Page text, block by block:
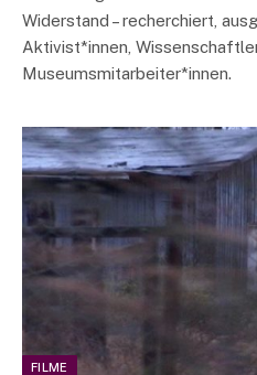
Widerstand – recherchiert,
Aktivist*innen,
Museumsmitarbeiter*innen.
FILME